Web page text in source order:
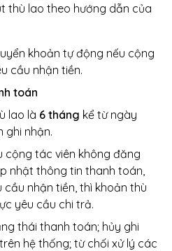
thù lao theo hướng dẫn của
khoản tự động nếu cộng
cầu nhận tiền.
toán
lao là 6 tháng kể từ ngày
ghi nhận.
cộng tác viên không đăng
nhật thông tin thanh toán,
nhận tiền, thì khoản thù
yêu cầu chi trả.
thái thanh toán; hủy ghi
hệ thống; từ chối xử lý các